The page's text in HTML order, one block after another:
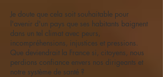
Je doute que cela soit souhaitable pour
l'avenir d'un pays que ses habitants baignent
dans un tel climat avec peurs,
incompréhensions, injustices et pressions.
Que deviendrait la France si, citoyens, nous
perdions confiance envers nos dirigeants et
notre système de santé ?